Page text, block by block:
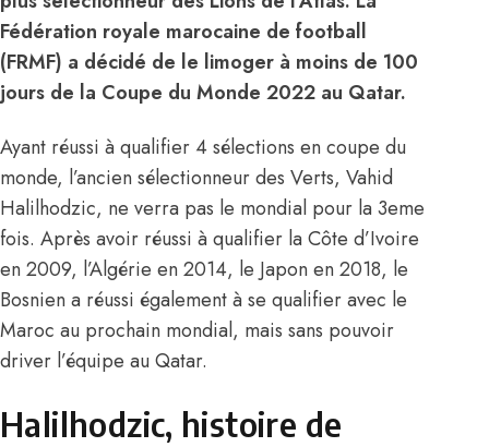
Fédération royale marocaine de football
(FRMF) a décidé de le limoger à moins de 100
jours de la Coupe du Monde 2022 au Qatar.
Ayant réussi à qualifier 4 sélections en coupe du
monde, l’ancien sélectionneur des Verts, Vahid
Halilhodzic, ne verra pas le mondial pour la 3eme
fois. Après avoir réussi à qualifier la Côte d’Ivoire
en 2009, l’Algérie en 2014, le Japon en 2018, le
Bosnien a réussi également à se qualifier avec le
Maroc au prochain mondial, mais sans pouvoir
driver l’équipe au Qatar.
Halilhodzic, histoire de